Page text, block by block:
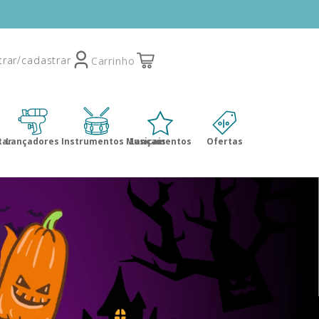
Lançadores Instrumentos Musicais
Lançamentos Ofertas